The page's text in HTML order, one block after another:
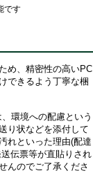
です
め、精密性の高いPC
できるよう丁寧な梱
環境への配慮という
り状などを添付して
れといった理由(配達
伝票等が直貼りされ
んのでご了承くださ